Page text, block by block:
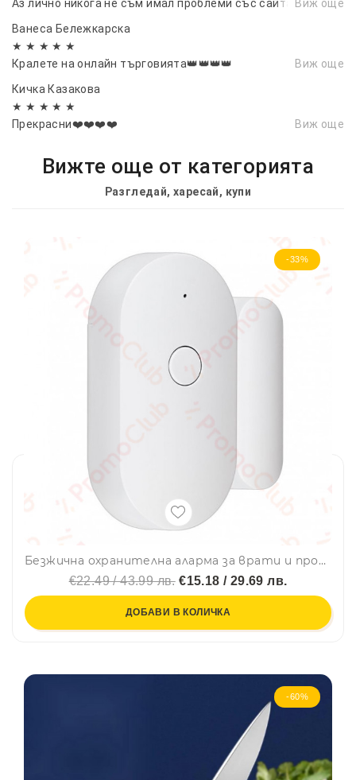
Аз лично никога не съм имал проблеми със сайта. Виж още
Ванеса Бележкарска
★ ★ ★ ★ ★
Кралете на онлайн търговията👑👑👑👑
Виж още
Кичка Казакова
★ ★ ★ ★ ★
Прекрасни❤️❤️❤️❤️
Виж още
Вижте още от категорията
Разгледай, харесай, купи
-33%
Безжична охранителна аларма за врати и прозорци с Wifi управление SmartHome
€22.49 / 43.99 лв.€15.18 / 29.69 лв.
ДОБАВИ В КОЛИЧКА
-60%